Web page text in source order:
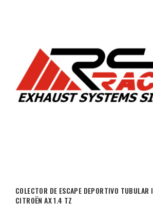
COLECTOR DE ESCAPE DEPORTIVO TUBULAR
CITROËN AX 1.4 TZ